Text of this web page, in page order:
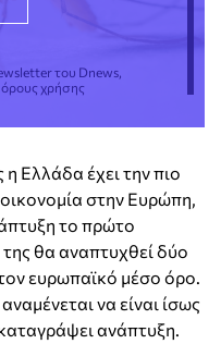
του Dnews,
όρους χρήσης
Ελλάδα έχει την πιο
στην Ευρώπη,
το πρώτο
της θα αναπτυχθεί δύο
ευρωπαϊκό μέσο όρο.
να είναι ίσως
ανάπτυξη.